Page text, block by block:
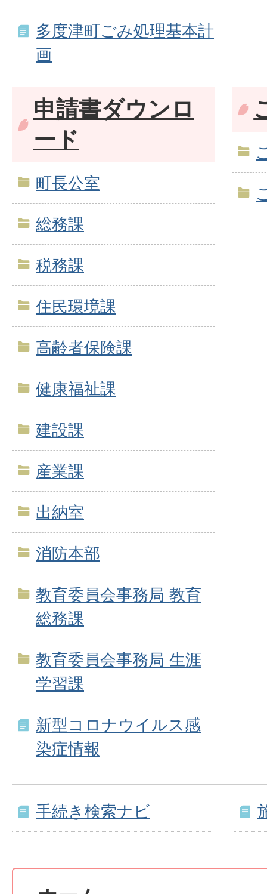
多度津町ごみ処理基本計
画
申請書ダウンロ
ード
町長公室
総務課
税務課
住民環境課
高齢者保険課
健康福祉課
建設課
産業課
出納室
消防本部
教育委員会事務局 教育
総務課
教育委員会事務局 生涯
学習課
新型コロナウイルス感
染症情報
手続き検索ナビ